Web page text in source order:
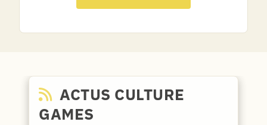
ACTUS CULTURE
GAMES